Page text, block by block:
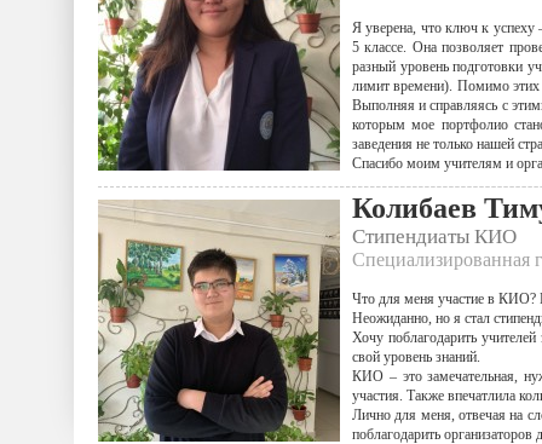
Я уверена, что ключ к успеху
5 классе. Она позволяет
разный уровень подготовки
лимит времени). Помимо этих
Выполняя и справляясь с
которым мое портфолио
заведения не только нашей
Спасибо моим учителям и
Колибаев
Стипендиаты КИО
Специализированная
Что для меня участие в КИО?
Неожиданно, но я стал
Хочу поблагодарить
свой уровень знаний.
КИО – это замечательная,
участия. Также впечатлила
Лично для меня, отвечая на
поблагодарить